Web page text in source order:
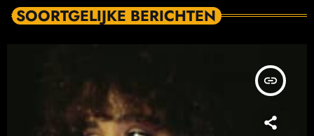
SOORTGELIJKE BERICHTEN
insert_link